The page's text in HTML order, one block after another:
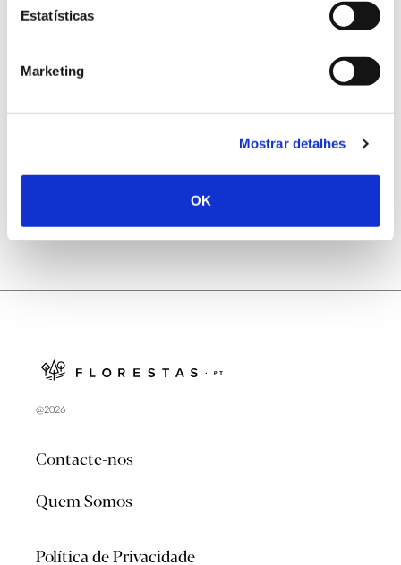
Estatísticas
Marketing
Mostrar detalhes
OK
@2026
Contacte-nos
Quem Somos
Política de Privacidade